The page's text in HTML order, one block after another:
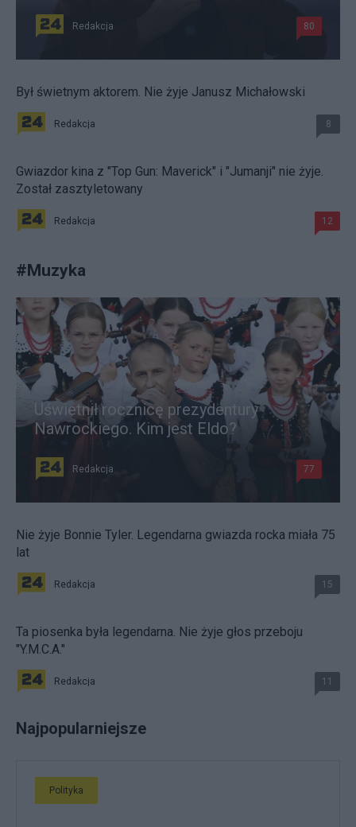
Redakcja 80
Był świetnym aktorem. Nie żyje Janusz Michałowski
Redakcja 8
Gwiazdor kina z "Top Gun: Maverick" i "Jumanji" nie żyje.
Został zasztyletowany
Redakcja 12
#Muzyka
Uświetnił rocznicę prezydentury
Nawrockiego. Kim jest Eldo?
Redakcja 77
Nie żyje Bonnie Tyler. Legendarna gwiazda rocka miała 75
lat
Redakcja 15
Ta piosenka była legendarna. Nie żyje głos przeboju
"Y.M.C.A."
Redakcja 11
Najpopularniejsze
Polityka